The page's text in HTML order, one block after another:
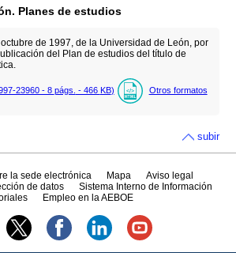
Planes de estudios
de 1997, de la Universidad de León, por
del Plan de estudios del título de
23960 - 8 págs. - 466 KB) Otros formatos
subir
la sede electrónica Mapa
Aviso legal
de datos
Sistema Interno de Información
Empleo en la AEBOE